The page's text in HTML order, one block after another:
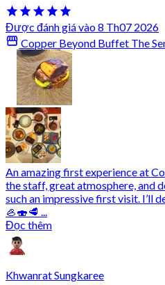
Được đánh giá vào 8 Th07 2026
Copper Beyond Buffet The
An amazing first experience at
the staff, great atmosphere, and
such an impressive first visit. I’ll
🦪🍣🥩 ...
Đọc thêm
Khwanrat Sungkaree